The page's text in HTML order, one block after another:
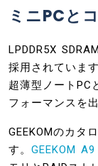
ミニPCと
LPDDR5X
採用されていま
超薄型ノートPC
フォーマンスを
GEEKOMのカタ
す。 GEEKOM